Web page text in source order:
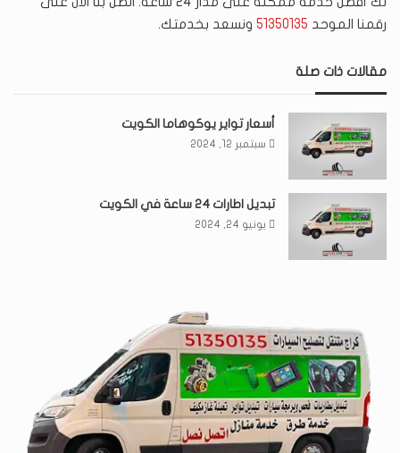
رقمنا الموحد 51350135 ونسعد بخدمتك.
مقالات ذات صلة
أسعار تواير يوكوهاما الكويت
سبتمبر 12, 2024
تبديل اطارات ٢٤ ساعة في الكويت
يونيو 24, 2024